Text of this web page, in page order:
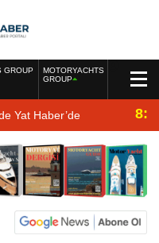
GROUP
MOTORYACHTS
GROUP
Yat Haber’de